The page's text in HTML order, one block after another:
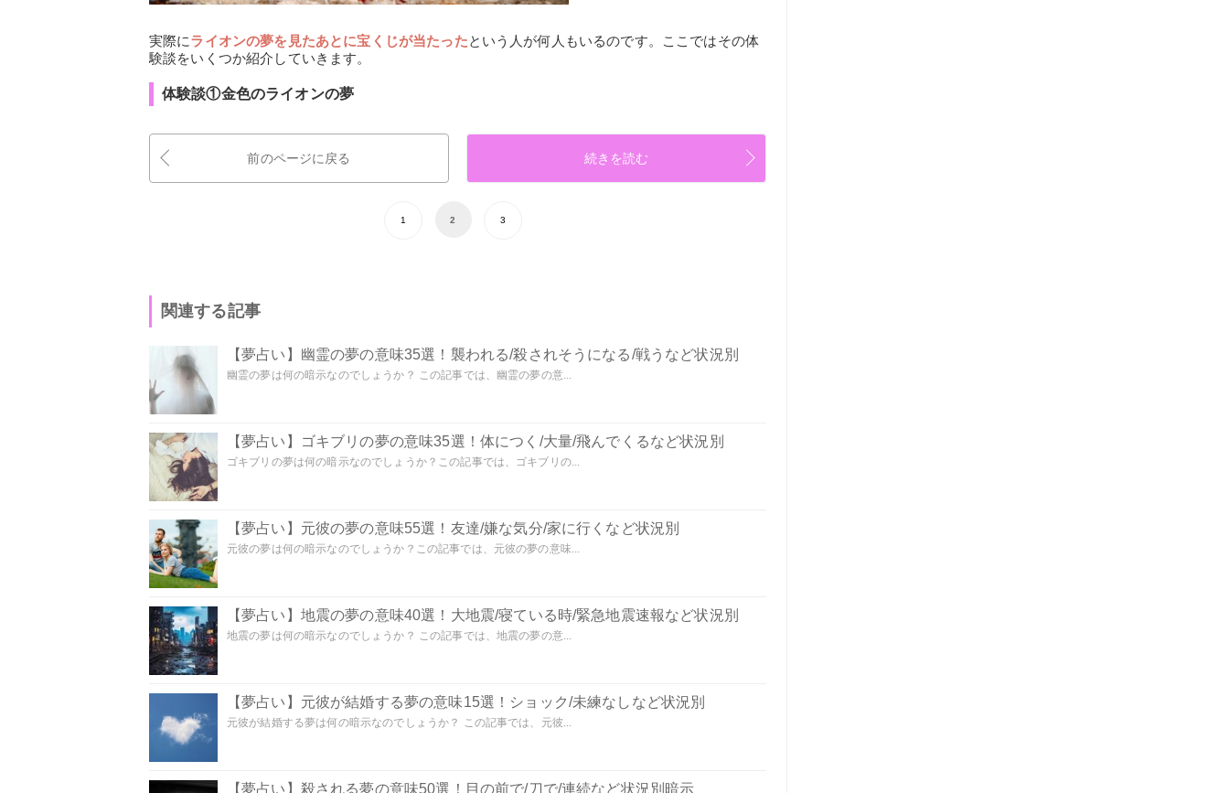
実際にライオンの夢を見たあとに宝くじが当たったという人が何人もいるのです。ここではその体
験談をいくつか紹介していきます。
体験談①金色のライオンの夢
前のページに戻る 続きを読む
1 2 3
関連する記事
【夢占い】幽霊の夢の意味35選！襲われる/殺されそうになる/戦うなど状況別
幽霊の夢は何の暗示なのでしょうか？ この記事では、幽霊の夢の意...
【夢占い】ゴキブリの夢の意味35選！体につく/大量/飛んでくるなど状況別
ゴキブリの夢は何の暗示なのでしょうか？この記事では、ゴキブリの...
【夢占い】元彼の夢の意味55選！友達/嫌な気分/家に行くなど状況別
元彼の夢は何の暗示なのでしょうか？この記事では、元彼の夢の意味...
【夢占い】地震の夢の意味40選！大地震/寝ている時/緊急地震速報など状況別
地震の夢は何の暗示なのでしょうか？ この記事では、地震の夢の意...
【夢占い】元彼が結婚する夢の意味15選！ショック/未練なしなど状況別
元彼が結婚する夢は何の暗示なのでしょうか？ この記事では、元彼...
【夢占い】殺される夢の意味50選！目の前で/刀で/連続など状況別暗示